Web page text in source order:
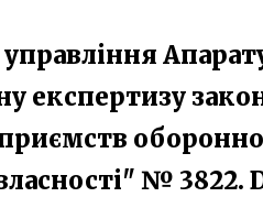
експертизу
№ 3822.